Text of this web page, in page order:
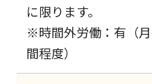
に限ります。
※時間外労働：有（
間程度）